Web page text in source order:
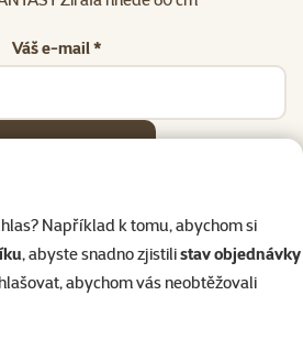
Například k tomu, abychom si
, abyste snadno zjistilistav objednávky
abychom vás neobtěžovali
Váš e-mail *
321 000 180